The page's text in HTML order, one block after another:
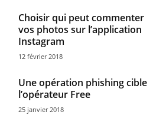
Choisir qui peut commenter
vos photos sur l’application
Instagram
12 février 2018
Une opération phishing cible
l’opérateur Free
25 janvier 2018